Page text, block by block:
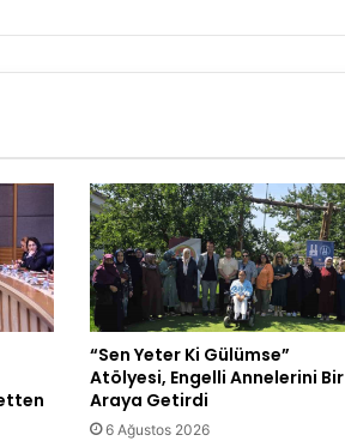
“Sen Yeter Ki Gülümse”
Atölyesi, Engelli Annelerini Bir
Araya Getirdi
6 Ağustos 2026